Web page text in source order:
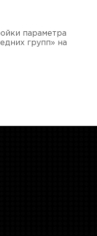
параметра
групп» на